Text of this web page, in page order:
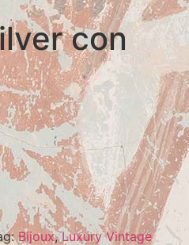
con
Bijoux,Luxury Vintage